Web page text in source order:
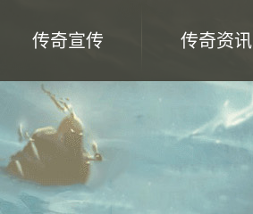
传奇宣传 传奇资讯